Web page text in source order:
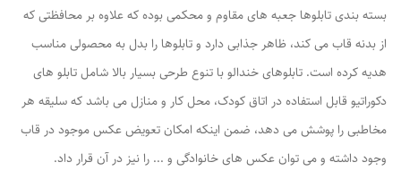
بسته بندی تابلوها جعبه های مقاوم و محکمی بوده که علاوه بر محافظتی که
از بدنه قاب می کند، ظاهر جذابی دارد و تابلوها را بدل به محصولی مناسب
هدیه کرده است. تابلوهای خندالو با تنوع طرحی بسیار بالا شامل تابلو های
دکوراتیو قابل استفاده در اتاق کودک، محل کار و منازل می باشد که سلیقه هر
مخاطبی را پوشش می دهد، ضمن اینکه امکان تعویض عکس موجود در قاب
وجود داشته و می توان عکس های خانوادگی و ... را نیز در آن قرار داد.